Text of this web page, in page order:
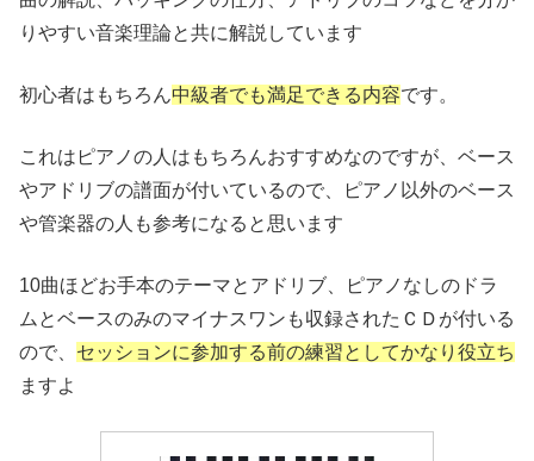
りやすい音楽理論と共に解説しています
初心者はもちろん中級者でも満足できる内容です。
これはピアノの人はもちろんおすすめなのですが、ベース
やアドリブの譜面が付いているので、ピアノ以外のベース
や管楽器の人も参考になると思います
10曲ほどお手本のテーマとアドリブ、ピアノなしのドラ
ムとベースのみのマイナスワンも収録されたＣＤが付いる
ので、 セッションに参加する前の練習としてかなり役立ち
ますよ